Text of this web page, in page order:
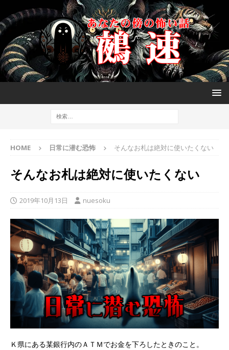
HOME 日常に潜む恐怖 そんなお札は絶対に使いたくない
そんなお札は絶対に使いたくない
2019年10月13日 nuesoku
Ｋ県にある某銀行内のＡＴＭでお金を下ろしたときのこと。